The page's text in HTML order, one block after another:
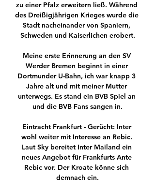
zu einer Pfalz erweitern ließ. Während
des Dreißigjährigen Krieges wurde die
Stadt nacheinander von Spaniern,
Schweden und Kaiserlichen erobert.
Meine erste Erinnerung an den SV
Werder Bremen beginnt in einer
Dortmunder U-Bahn, ich war knapp 3
Jahre alt und mit meiner Mutter
unterwegs. Es stand ein BVB Spiel an
und die BVB Fans sangen in.
Eintracht Frankfurt - Gerücht: Inter
wohl weiter mit Interesse an Rebic.
Laut Sky bereitet Inter Mailand ein
neues Angebot für Frankfurts Ante
Rebic vor. Der Kroate könne sich
demnach ein.